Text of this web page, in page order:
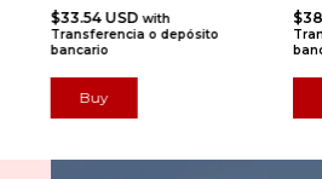
$33.54 USDwith
Transferencia o depósito
bancario